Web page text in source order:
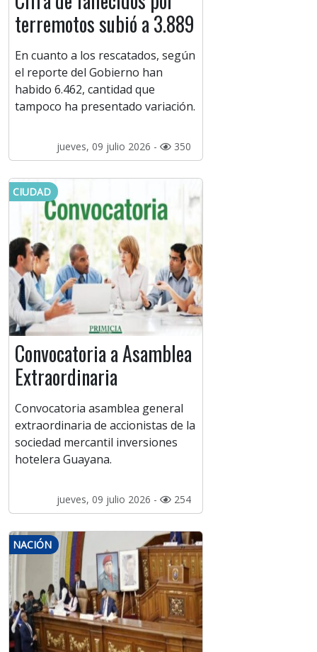
terremotos subió a 3.889
En cuanto a los rescatados, según
el reporte del Gobierno han
habido 6.462, cantidad que
tampoco ha presentado variación.
jueves, 09 julio 2026 - 350
CIUDAD
Convocatoria a Asamblea
Extraordinaria
Convocatoria asamblea general
extraordinaria de accionistas de la
sociedad mercantil inversiones
hotelera Guayana.
jueves, 09 julio 2026 - 254
NACIÓN